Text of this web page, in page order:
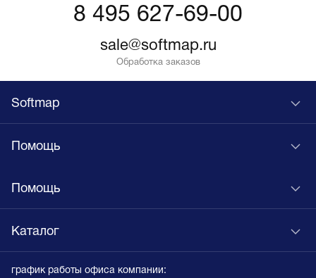
8 495 627-69-00
sale@softmap.ru
Обработка заказов
Softmap
Помощь
Помощь
Каталог
график работы офиса компании: